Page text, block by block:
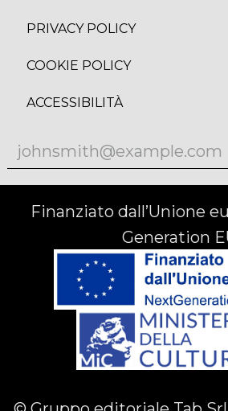
PRIVACY POLICY
COOKIE POLICY
ACCESSIBILITÀ
Finanziato dall’Unione
Generation